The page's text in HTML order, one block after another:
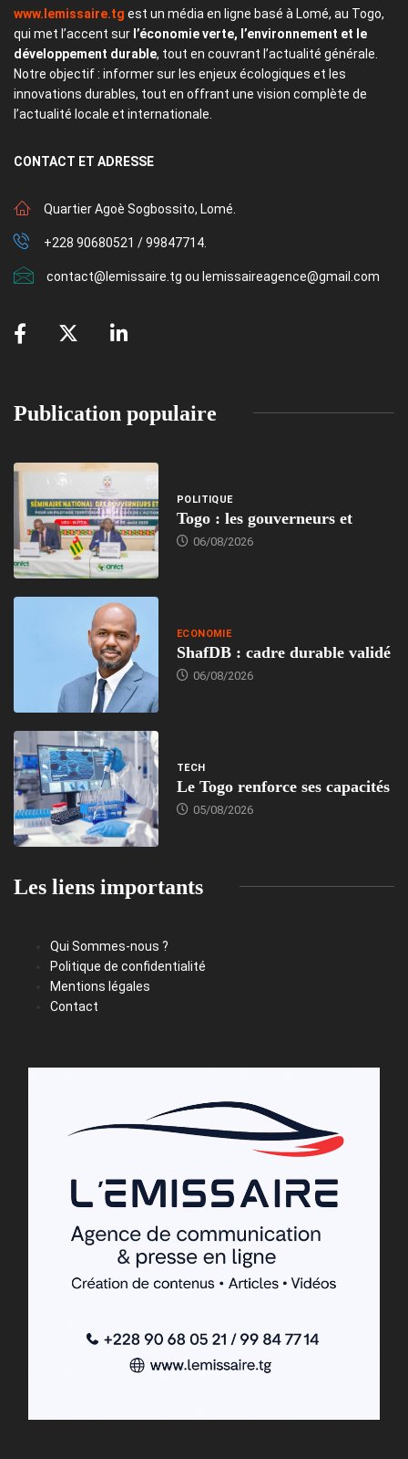
www.lemissaire.tg est un média en ligne basé à Lomé, au Togo,
qui met l’accent sur l’économie verte, l’environnement et le
développement durable, tout en couvrant l’actualité générale.
Notre objectif : informer sur les enjeux écologiques et les
innovations durables, tout en offrant une vision complète de
l’actualité locale et internationale.
CONTACT ET ADRESSE
Quartier Agoè Sogbossito, Lomé.
+228 90680521 / 99847714.
contact@lemissaire.tg ou lemissaireagence@gmail.com
Publication populaire
POLITIQUE
Togo : les gouverneurs et
06/08/2026
ECONOMIE
ShafDB : cadre durable validé
06/08/2026
TECH
Le Togo renforce ses capacités
05/08/2026
Les liens importants
Qui Sommes-nous ?
Politique de confidentialité
Mentions légales
Contact